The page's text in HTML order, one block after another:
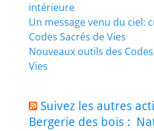
intérieure
Un message venu du ciel:
Codes Sacrés de Vies
Nouveaux outils des
Vies
Suivez les autres
Bergerie des bois :